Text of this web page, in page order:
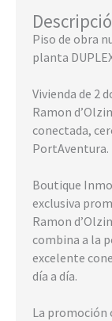
Piso de obra
planta
Vivienda de 2
Ramon
conectada,
PortAventura.
Boutique
exclusiva
Ramon
combina a la
excelente
día a día.
La promoción